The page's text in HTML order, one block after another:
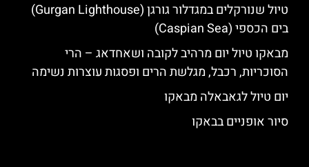
טיול שנורקלים במגדלור גורגן (Gurgan Lighthouse)
בים הכספי (Caspian Sea)
מבאקו טיול יום מרהיב לקובה ושאחדאג – הרי
הסוכריות, רכבל, מגלשת הרים ופסגות עוצרות נשימה
יום טיול לגאבאלה מבאקו
סיור אופניים בבאקו